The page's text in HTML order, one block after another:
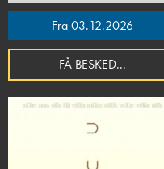
Fra 03.12.2026
FÅ BESKED...